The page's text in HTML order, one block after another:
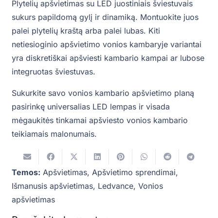
Plytelių apšvietimas su LED juostiniais šviestuvais
sukurs papildomą gylį ir dinamiką. Montuokite juos
palei plytelių kraštą arba palei lubas. Kiti
netiesioginio apšvietimo vonios kambaryje variantai
yra diskretiškai apšviesti kambario kampai ar lubose
integruotas šviestuvas.
Sukurkite savo vonios kambario apšvietimo planą
pasirinkę universalias LED lempas ir visada
mėgaukitės tinkamai apšviesto vonios kambario
teikiamais malonumais.
Temos: Apšvietimas, Apšvietimo sprendimai,
Išmanusis apšvietimas, Ledvance, Vonios
apšvietimas